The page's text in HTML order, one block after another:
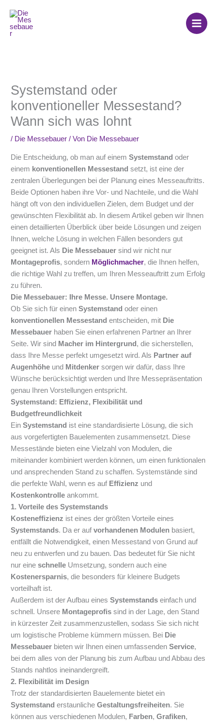
Inhalt
springen
Systemstand oder
konventioneller Messestand?
Wann sich was lohnt
/ Die Messebauer / Von Die Messebauer
Die Entscheidung, ob man auf einemSystemstand oder
einem konventionellen Messestand setzt, ist eine der
zentralen Überlegungen bei der Planung eines Messeauftritts.
Beide Optionen haben ihre Vor- und Nachteile, und die Wahl
hängt oft von den individuellen Zielen, dem Budget und der
gewünschten Flexibilität ab. In diesem Artikel geben wir Ihnen
einen detaillierten Überblick über beide Lösungen und zeigen
Ihnen, welche Lösung in welchen Fällen besonders gut
geeignet ist. Als Die Messebauer sind wir nicht nur
Montageprofis, sondern Möglichmacher, die Ihnen helfen,
die richtige Wahl zu treffen, um Ihren Messeauftritt zum Erfolg
zu führen.
Die Messebauer: Ihre Messe. Unsere Montage.
Ob Sie sich für einenSystemstand oder einen
konventionellen Messestand entscheiden, mit Die
Messebauer haben Sie einen erfahrenen Partner an Ihrer
Seite. Wir sind Macher im Hintergrund , die sicherstellen,
dass Ihre Messe perfekt umgesetzt wird. Als Partner auf
Augenhöhe und Mitdenker sorgen wir dafür, dass Ihre
Wünsche berücksichtigt werden und Ihre Messepräsentation
genau Ihren Vorstellungen entspricht.
Systemstand: Effizienz, Flexibilität und
Budgetfreundlichkeit
EinSystemstand ist eine standardisierte Lösung, die sich
aus vorgefertigten Bauelementen zusammensetzt. Diese
Messestände bieten eine Vielzahl von Modulen, die
miteinander kombiniert werden können, um einen funktionalen
und ansprechenden Stand zu schaffen. Systemstände sind
die perfekte Wahl, wenn es auf Effizienz und
Kostenkontrolle ankommt.
1. Vorteile des Systemstands
Kosteneffizienz ist eines der größten Vorteile eines
Systemstands. Da er aufvorhandenen Modulen basiert,
entfällt die Notwendigkeit, einen Messestand von Grund auf
neu zu entwerfen und zu bauen. Das bedeutet für Sie nicht
nur eineschnelle Umsetzung, sondern auch eine
Kostenersparnis, die besonders für kleinere Budgets
vorteilhaft ist.
Außerdem ist der Aufbau einesSystemstands einfach und
schnell. Unsere Montageprofis sind in der Lage, den Stand
in kürzester Zeit zusammenzustellen, sodass Sie sich nicht
um logistische Probleme kümmern müssen. Bei Die
Messebauer bieten wir Ihnen einen umfassendenService,
bei dem alles von der Planung bis zum Aufbau und Abbau des
Stands nahtlos ineinandergreift.
2. Flexibilität im Design
Trotz der standardisierten Bauelemente bietet ein
Systemstand erstaunlicheGestaltungsfreiheiten. Sie
können aus verschiedenen Modulen, Farben,Grafiken,